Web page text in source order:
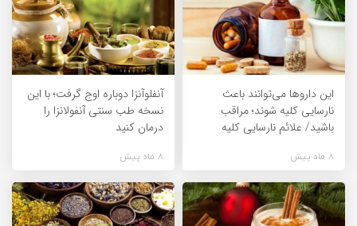
این داروها می‌توانند باعث
نارسایی کلیه شوند؛ مراقب
باشید/ علائم نارسایی کلیه
8 ماه پیش
آنفلوآنزا دوباره اوج گرفت؛ با این
نسخه طب سنتی آنفولانزا را
درمان کنید
8 ماه پیش